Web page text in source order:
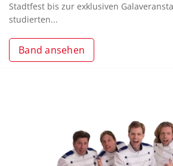
Stadtfest bis zur exklusiven
studierten...
Band ansehen